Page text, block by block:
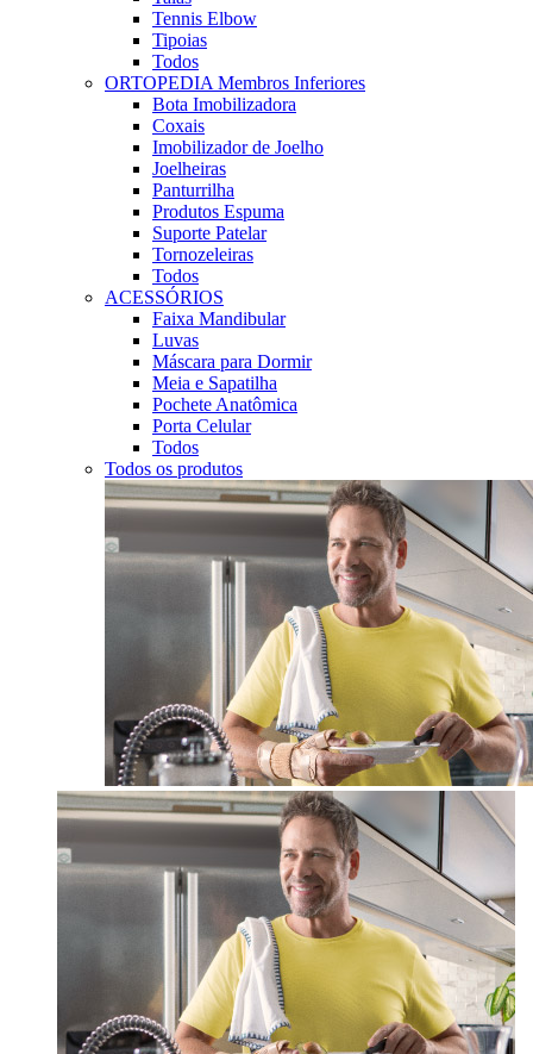
Tennis Elbow
Tipoias
Todos
ORTOPEDIA Membros Inferiores
Bota Imobilizadora
Coxais
Imobilizador de Joelho
Joelheiras
Panturrilha
Produtos Espuma
Suporte Patelar
Tornozeleiras
Todos
ACESSÓRIOS
Faixa Mandibular
Luvas
Máscara para Dormir
Meia e Sapatilha
Pochete Anatômica
Porta Celular
Todos
Todos os produtos